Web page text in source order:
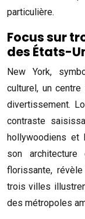
particulière.
Focus sur
des États-
New York,
culturel, un
divertissement.
contraste
hollywoodiens et
son
florissante,
trois villes
des métropoles